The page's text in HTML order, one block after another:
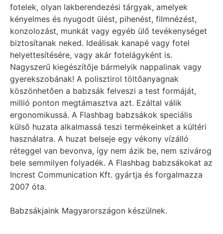
fotelek, olyan lakberendezési tárgyak, amelyek
kényelmes és nyugodt ülést, pihenést, filmnézést,
konzolozást, munkát vagy egyéb ülő tevékenységet
biztosítanak neked. Ideálisak kanapé vagy fotel
helyettesítésére, vagy akár fotelágyként is.
Nagyszerű kiegészítője bármelyik nappalinak vagy
gyerekszobának! A polisztirol töltőanyagnak
köszönhetően a babzsák felveszi a test formáját,
millió ponton megtámasztva azt. Ezáltal válik
ergonomikussá. A Flashbag babzsákok speciális
külső huzata alkalmassá teszi termékeinket a kültéri
használatra. A huzat belseje egy vékony vízálló
réteggel van bevonva, így nem ázik be, nem szivárog
bele semmilyen folyadék. A Flashbag babzsákokat az
Increst Communication Kft. gyártja és forgalmazza
2007 óta.
Babzsákjaink Magyarországon készülnek.